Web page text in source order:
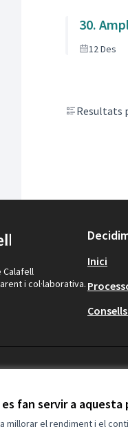
fan servir a aquesta
el rendiment i el
30.
12 Des
Resultats
Calafell
i col·laborativa.
Inici